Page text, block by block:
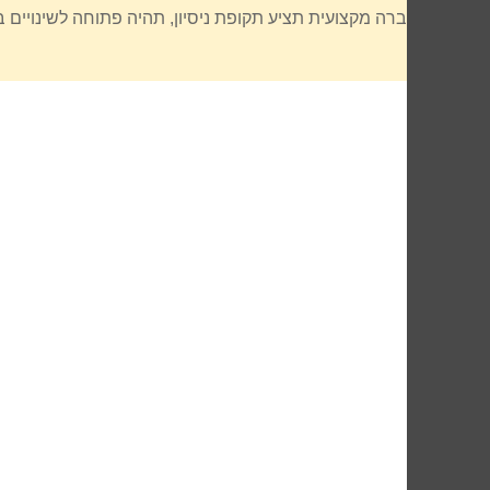
חברה מקצועית תציע תקופת ניסיון, תהיה פתוחה